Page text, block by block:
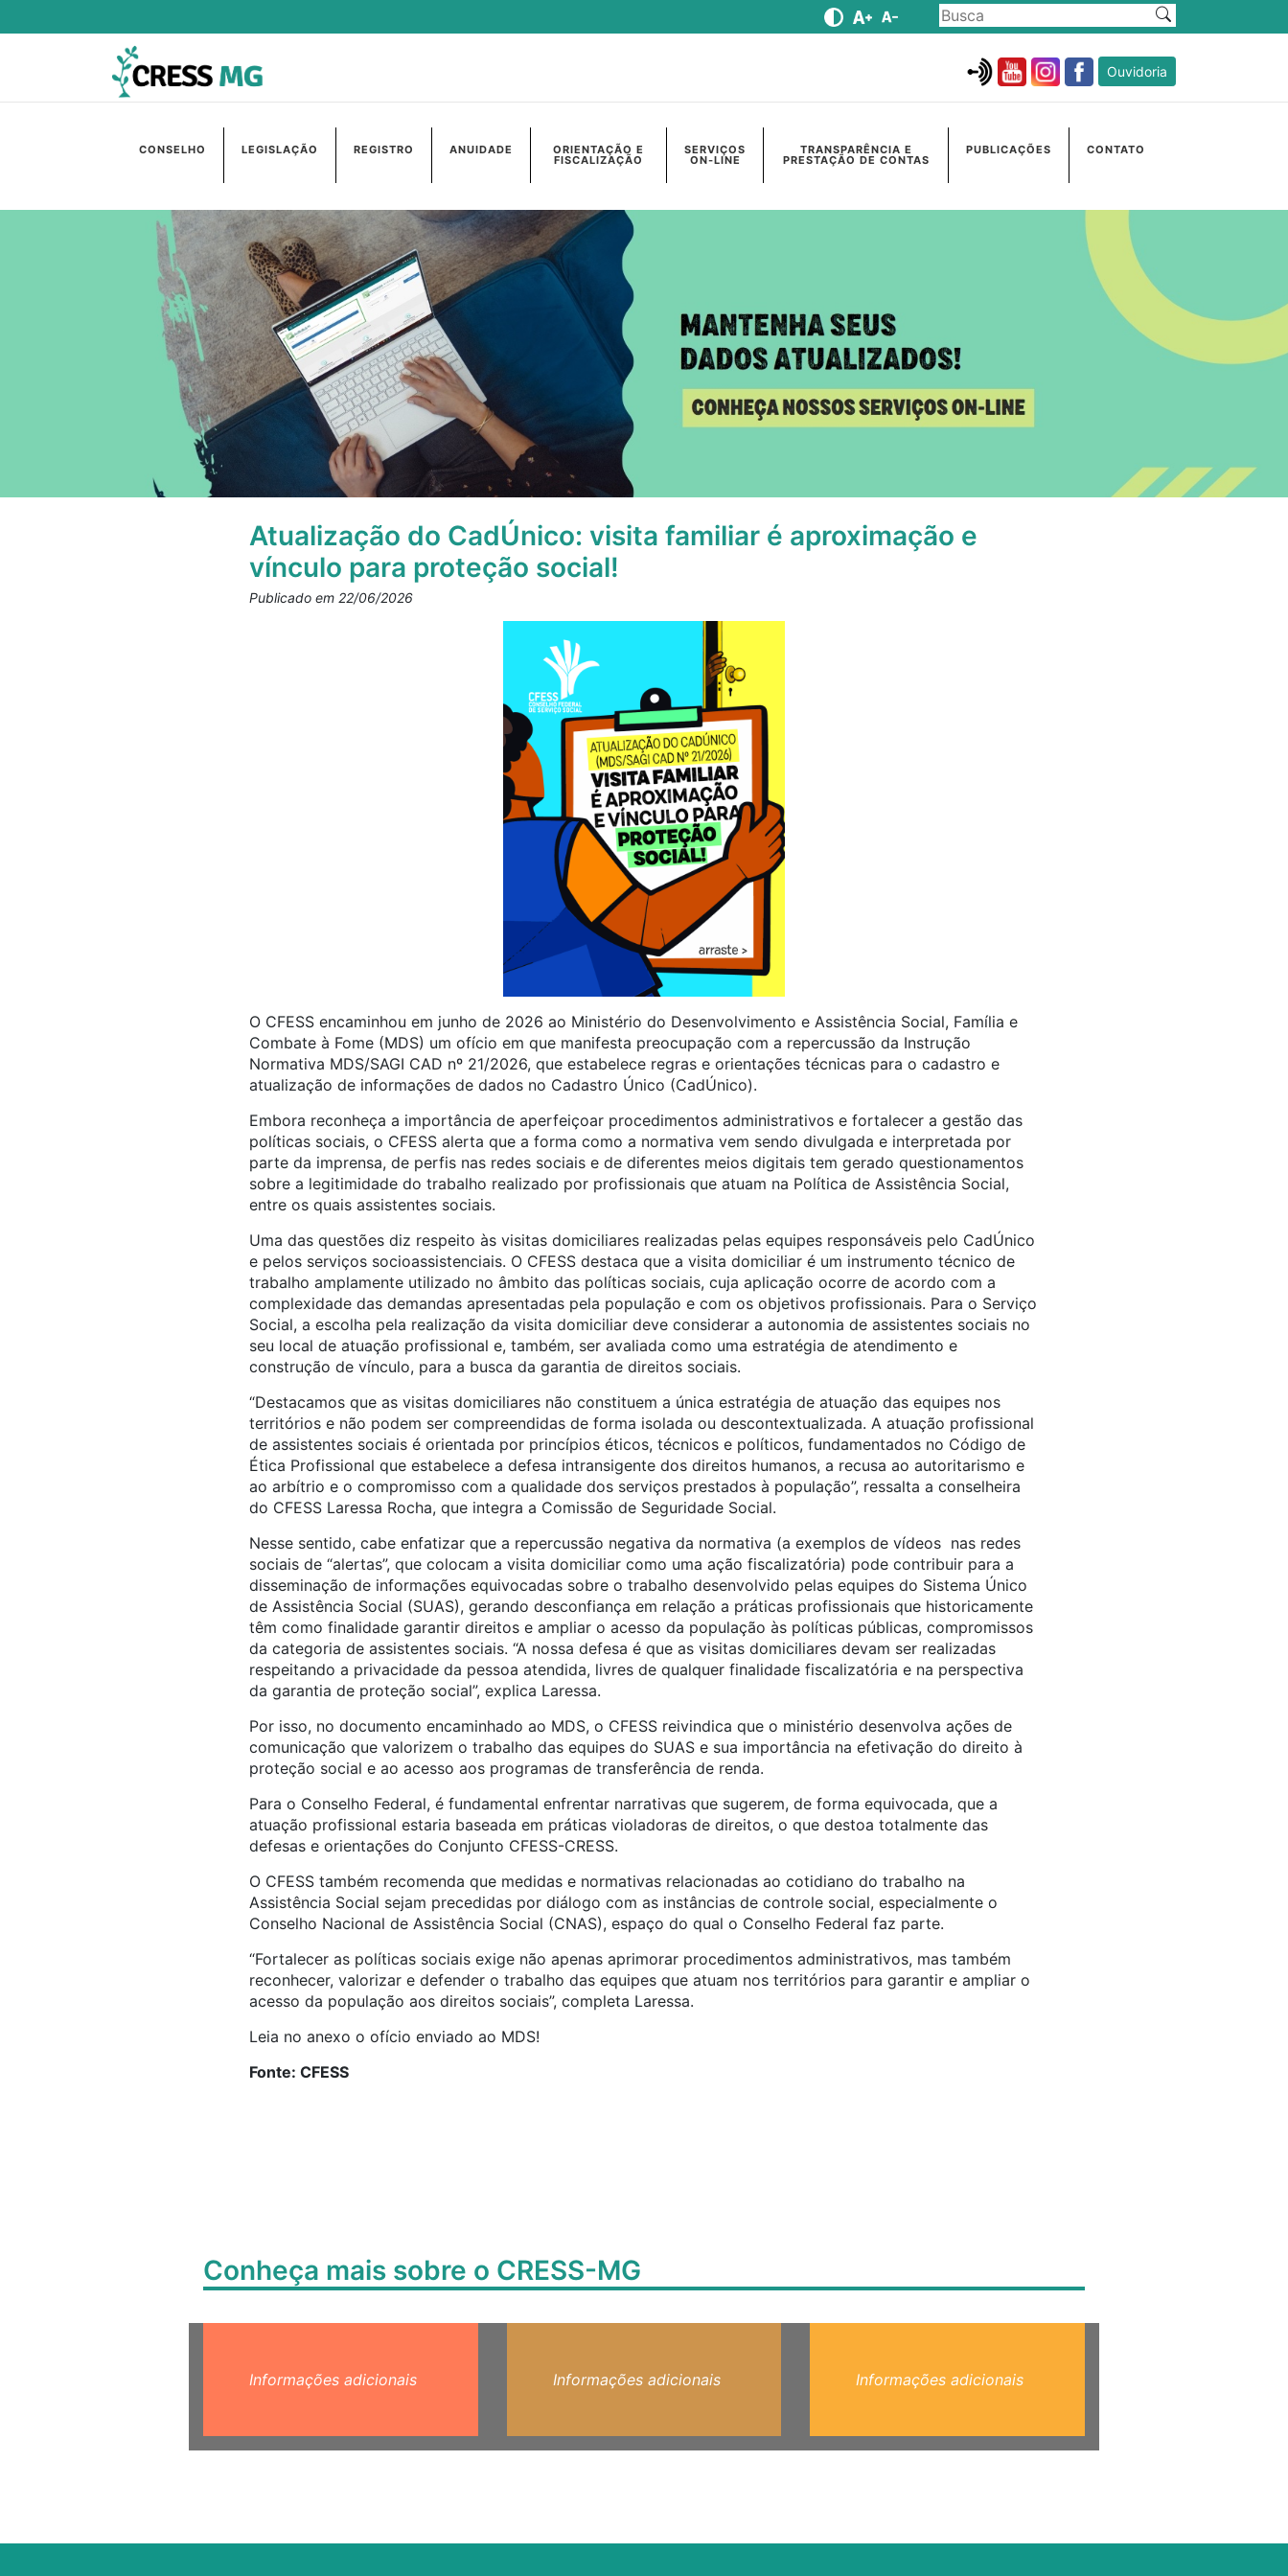
Ouvidoria
CONSELHO LEGISLAÇÃO REGISTRO ANUIDADE ORIENTAÇÃO E
FISCALIZAÇÃO
SERVIÇOS
ON-LINE
TRANSPARÊNCIA E
PRESTAÇÃO DE CONTAS
PUBLICAÇÕES CONTATO
Atualização do CadÚnico: visita familiar é aproximação e
vínculo para proteção social!
Publicado em 22/06/2026
O CFESS encaminhou em junho de 2026 ao Ministério do Desenvolvimento e Assistência Social, Família e
Combate à Fome (MDS) um ofício em que manifesta preocupação com a repercussão da Instrução
Normativa MDS/SAGI CAD nº 21/2026, que estabelece regras e orientações técnicas para o cadastro e
atualização de informações de dados no Cadastro Único (CadÚnico).
Embora reconheça a importância de aperfeiçoar procedimentos administrativos e fortalecer a gestão das
políticas sociais, o CFESS alerta que a forma como a normativa vem sendo divulgada e interpretada por
parte da imprensa, de perfis nas redes sociais e de diferentes meios digitais tem gerado questionamentos
sobre a legitimidade do trabalho realizado por profissionais que atuam na Política de Assistência Social,
entre os quais assistentes sociais.
Uma das questões diz respeito às visitas domiciliares realizadas pelas equipes responsáveis pelo CadÚnico
e pelos serviços socioassistenciais. O CFESS destaca que a visita domiciliar é um instrumento técnico de
trabalho amplamente utilizado no âmbito das políticas sociais, cuja aplicação ocorre de acordo com a
complexidade das demandas apresentadas pela população e com os objetivos profissionais. Para o Serviço
Social, a escolha pela realização da visita domiciliar deve considerar a autonomia de assistentes sociais no
seu local de atuação profissional e, também, ser avaliada como uma estratégia de atendimento e
construção de vínculo, para a busca da garantia de direitos sociais.
“Destacamos que as visitas domiciliares não constituem a única estratégia de atuação das equipes nos
territórios e não podem ser compreendidas de forma isolada ou descontextualizada. A atuação profissional
de assistentes sociais é orientada por princípios éticos, técnicos e políticos, fundamentados no Código de
Ética Profissional que estabelece a defesa intransigente dos direitos humanos, a recusa ao autoritarismo e
ao arbítrio e o compromisso com a qualidade dos serviços prestados à população”, ressalta a conselheira
do CFESS Laressa Rocha, que integra a Comissão de Seguridade Social.
Nesse sentido, cabe enfatizar que a repercussão negativa da normativa (a exemplos de vídeos nas redes
sociais de “alertas”, que colocam a visita domiciliar como uma ação fiscalizatória) pode contribuir para a
disseminação de informações equivocadas sobre o trabalho desenvolvido pelas equipes do Sistema Único
de Assistência Social (SUAS), gerando desconfiança em relação a práticas profissionais que historicamente
têm como finalidade garantir direitos e ampliar o acesso da população às políticas públicas, compromissos
da categoria de assistentes sociais. “A nossa defesa é que as visitas domiciliares devam ser realizadas
respeitando a privacidade da pessoa atendida, livres de qualquer finalidade fiscalizatória e na perspectiva
da garantia de proteção social”, explica Laressa.
Por isso, no documento encaminhado ao MDS, o CFESS reivindica que o ministério desenvolva ações de
comunicação que valorizem o trabalho das equipes do SUAS e sua importância na efetivação do direito à
proteção social e ao acesso aos programas de transferência de renda.
Para o Conselho Federal, é fundamental enfrentar narrativas que sugerem, de forma equivocada, que a
atuação profissional estaria baseada em práticas violadoras de direitos, o que destoa totalmente das
defesas e orientações do Conjunto CFESS-CRESS.
O CFESS também recomenda que medidas e normativas relacionadas ao cotidiano do trabalho na
Assistência Social sejam precedidas por diálogo com as instâncias de controle social, especialmente o
Conselho Nacional de Assistência Social (CNAS), espaço do qual o Conselho Federal faz parte.
“Fortalecer as políticas sociais exige não apenas aprimorar procedimentos administrativos, mas também
reconhecer, valorizar e defender o trabalho das equipes que atuam nos territórios para garantir e ampliar o
acesso da população aos direitos sociais”, completa Laressa.
Leia no anexo o ofício enviado ao MDS!
Fonte: CFESS
Conheça mais sobre o CRESS-MG
Informações adicionais Informações adicionais Informações adicionais